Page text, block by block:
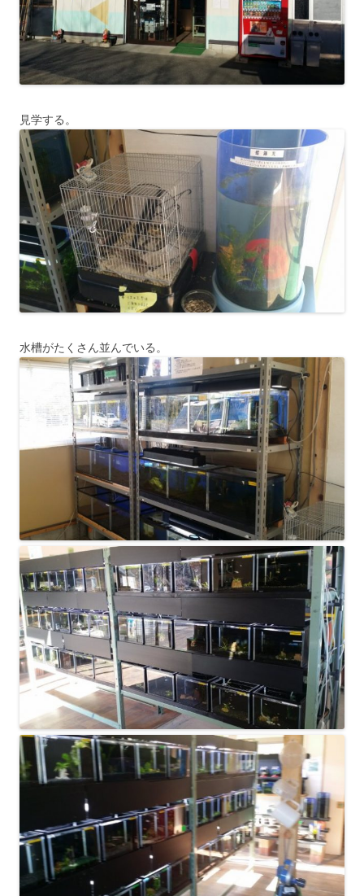
見学する。
水槽がたくさん並んでいる。